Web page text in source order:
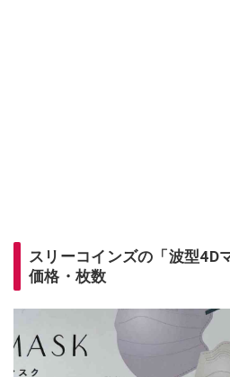
スリーコインズの「波型4D
価格・枚数